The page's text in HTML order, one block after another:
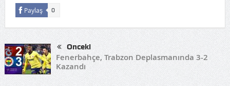
Paylaş 0
Önceki
Fenerbahçe, Trabzon Deplasmanında 3-2
Kazandı